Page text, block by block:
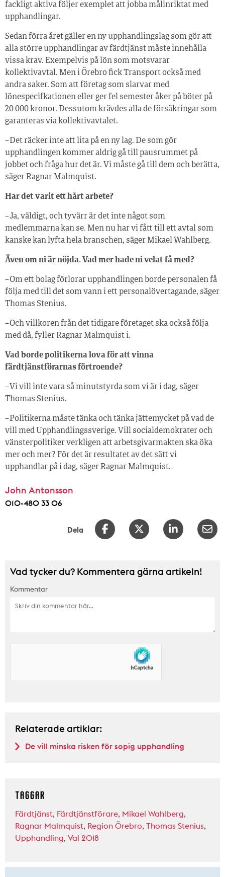
fackligt aktiva följer exemplet att jobba målinriktat med
upphandlingar.
Sedan förra året gäller en ny upphandlingslag som gör att
alla större upphandlingar av färdtjänst måste innehålla
vissa krav. Exempelvis på lön som motsvarar
kollektivavtal. Men i Örebro fick Transport också med
andra saker. Som att företag som slarvar med
lönespecifkationen eller ger fel semester åker på böter på
20 000 kronor. Dessutom krävdes alla de försäkringar som
garanteras via kollektivavtalet.
– Det räcker inte att lita på en ny lag. De som gör
upphandlingen kommer aldrig gå till pausrummet på
jobbet och fråga hur det är. Vi måste gå till dem och berätta,
säger Ragnar Malmquist.
Har det varit ett hårt arbete?
– Ja, väldigt, och tyvärr är det inte något som
medlemmarna kan se. Men nu har vi fått till ett avtal som
kanske kan lyfta hela branschen, säger Mikael Wahlberg.
Även om ni är nöjda. Vad mer hade ni velat få med?
– Om ett bolag förlorar upphandlingen borde personalen få
följa med till det som vann i ett personalövertagande, säger
Thomas Stenius.
– Och villkoren från det tidigare företaget ska också följa
med då, fyller Ragnar Malmquist i.
Vad borde politikerna lova för att vinna
färdtjänstförarnas förtroende?
– Vi vill inte vara så minutstyrda som vi är i dag, säger
Thomas Stenius.
– Politikerna måste tänka och tänka jättemycket på vad de
vill med Upphandlingssverige. Vill socialdemokrater och
vänsterpolitiker verkligen att arbetsgivarmakten ska öka
mer och mer? För det är resultatet av det sätt vi
upphandlar på i dag, säger Ragnar Malmquist.
John Antonsson
010-480 33 06
Dela
Vad tycker du? Kommentera gärna artikeln!
Kommentar
Relaterade artiklar:
De vill minska risken för sopig upphandling
TAGGAR
Färdtjänst, Färdtjänstförare, Mikael Wahlberg,
Ragnar Malmquist, Region Örebro, Thomas Stenius,
Upphandling, Val 2018